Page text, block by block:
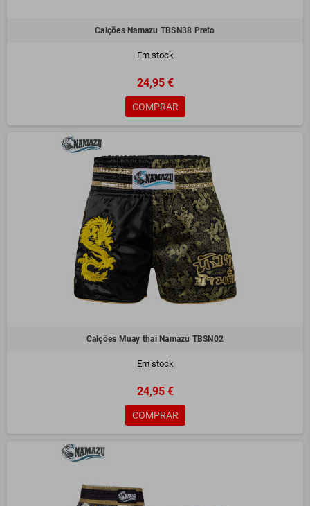
justo nem muito largo, para equilibrar conforto e desempenho.
Escolha calções específicos para treino diário ou competição,
dependendo das suas necessidades.
Cuidados com os Calções de Treino
Lave os calções de treino treino em água fria e evite o uso de secadoras
para preservar a durabilidade e as cores. Após o treino, pendure-os em local
arejado para evitar maus odores e desgaste prematuro.
Combinando desempenho e estilo, os calções treino são ideais para quem
valoriza conforto e funcionalidade. Encontre o modelo perfeito e prepare-se
para elevar o seu treino!
para mais informações sobre este e outros produtos.
Calções Namazu TBSN38 Preto
Em stock
24,95 €
COMPRAR
Calções Muay thai Namazu TBSN02
Em stock
24,95 €
COMPRAR